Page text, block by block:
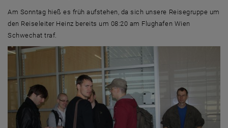
Gruppenfoto im Flughafen Wien-Schwechat
Am Sonntag hieß es früh aufstehen, da sich unsere Reisegruppe um
den Reiseleiter Heinz bereits um 08:20 am Flughafen Wien
Schwechat traf.